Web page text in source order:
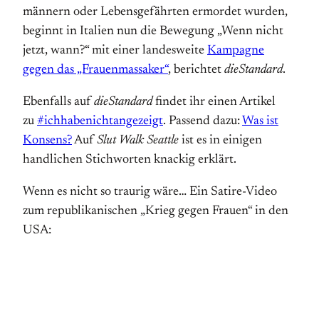
männern oder Lebens­gefährten ermordet wurden,
beginnt in Italien nun die Bewegung „Wenn nicht
jetzt, wann?“ mit einer landes­weite Kampagne
gegen das „Frauenmassaker“, berichtet dieStandard.
Ebenfalls auf dieStandardfindet ihr einen Artikel
zu #ichhabenichtangezeigt. Passend dazu: Was ist
Konsens?Auf Slut Walk Seattle ist es in einigen
handlichen Stich­worten knackig erklärt.
Wenn es nicht so traurig wäre… Ein Satire-Video
zum republikanischen „Krieg gegen Frauen“ in den
USA: